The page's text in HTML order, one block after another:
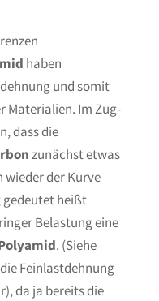
haben
und somit
Materialien. Im Zug-
dass die
zunächst etwas
der Kurve
heißt
Belastung eine
. (Siehe
Feinlastdehnung
da ja bereits die